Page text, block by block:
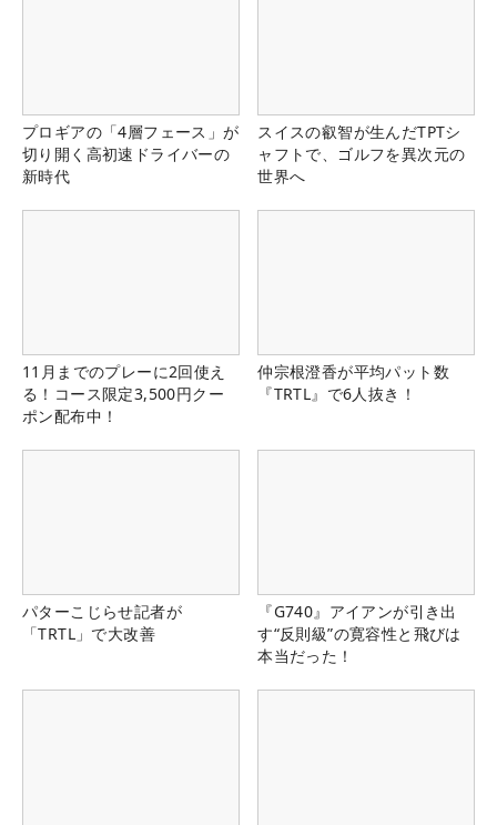
プロギアの「4層フェース」が
切り開く高初速ドライバーの
新時代
スイスの叡智が生んだTPTシ
ャフトで、ゴルフを異次元の
世界へ
11月までのプレーに2回使え
る！コース限定3,500円クー
ポン配布中！
仲宗根澄香が平均パット数
『TRTL』で6人抜き！
パターこじらせ記者が
「TRTL」で大改善
『G740』アイアンが引き出
す“反則級”の寛容性と飛びは
本当だった！